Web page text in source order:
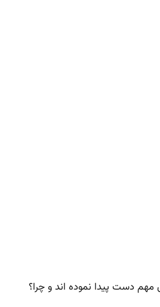
مهم دست پیدا نموده اند و چرا؟